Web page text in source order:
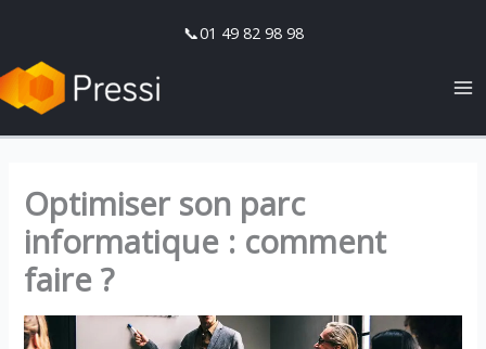
contenu
📞01 49 82 98 98
Optimiser son parc
informatique : comment
faire ?